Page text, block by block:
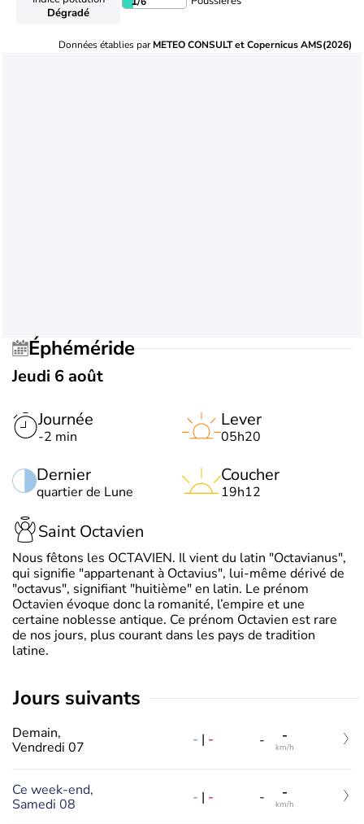
Dégradé
Données établies parMETEO CONSULT et Copernicus AMS(2026)
Éphéméride
Jeudi 6 août
Journée
-2 min
Dernier
quartier de Lune
Lever
05h20
Coucher
19h12
Saint Octavien
Nous fêtons les OCTAVIEN. Il vient du latin "Octavianus",
qui signifie "appartenant à Octavius", lui-même dérivé de
"octavus", signifiant "huitième" en latin. Le prénom
Octavien évoque donc la romanité, l’empire et une
certaine noblesse antique. Ce prénom Octavien est rare
de nos jours, plus courant dans les pays de tradition
latine.
jours suivants
Demain,
Vendredi 07
- | - - -
km/h
Ce week-end,
Samedi 08
- | - - -
km/h